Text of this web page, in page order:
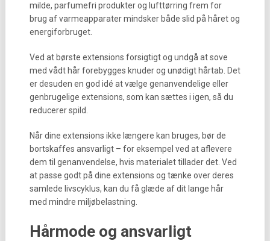
milde, parfumefri produkter og lufttørring frem for
brug af varmeapparater mindsker både slid på håret og
energiforbruget.
Ved at børste extensions forsigtigt og undgå at sove
med vådt hår forebygges knuder og unødigt hårtab. Det
er desuden en god idé at vælge genanvendelige eller
genbrugelige extensions, som kan sættes i igen, så du
reducerer spild.
Når dine extensions ikke længere kan bruges, bør de
bortskaffes ansvarligt – for eksempel ved at aflevere
dem til genanvendelse, hvis materialet tillader det. Ved
at passe godt på dine extensions og tænke over deres
samlede livscyklus, kan du få glæde af dit lange hår
med mindre miljøbelastning.
Hårmode og ansvarligt